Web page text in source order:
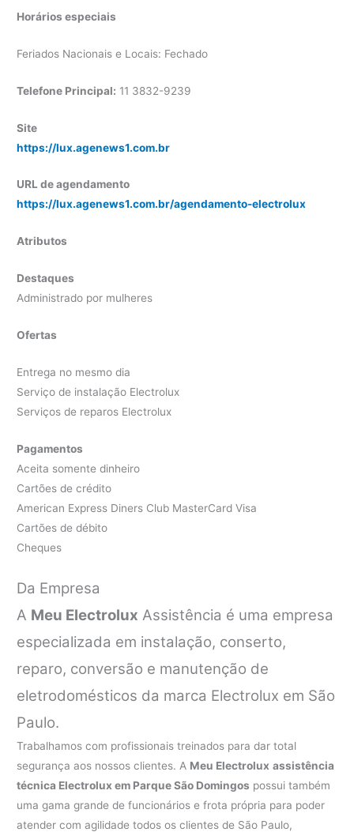
Horários especiais
Feriados Nacionais e Locais: Fechado
Telefone Principal: 11 3832-9239
Site
https://lux.agenews1.com.br
URL de agendamento
https://lux.agenews1.com.br/agendamento-electrolux
Atributos
Destaques
Administrado por mulheres
Ofertas
Entrega no mesmo dia
Serviço de instalação Electrolux
Serviços de reparos Electrolux
Pagamentos
Aceita somente dinheiro
Cartões de crédito
American Express Diners Club MasterCard Visa
Cartões de débito
Cheques
Da Empresa
A Meu Electrolux Assistência é uma empresa
especializada em instalação, conserto,
reparo, conversão e manutenção de
eletrodomésticos da marca Electrolux em São
Paulo.
Trabalhamos com profissionais treinados para dar total
segurança aos nossos clientes. A Meu Electrolux assistência
técnica Electrolux em Parque São Domingos possui também
uma gama grande de funcionários e frota própria para poder
atender com agilidade todos os clientes de São Paulo,